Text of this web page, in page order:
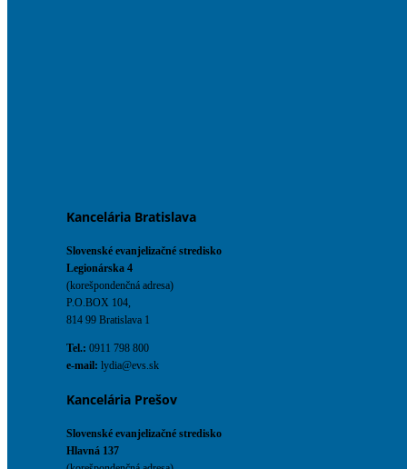
Kancelária Bratislava
Slovenské evanjelizačné stredisko
Legionárska 4
(korešpondenčná adresa)
P.O.BOX 104,
814 99 Bratislava 1
Tel.: 0911 798 800
e-mail: lydia@evs.sk
Kancelária Prešov
Slovenské evanjelizačné stredisko
Hlavná 137